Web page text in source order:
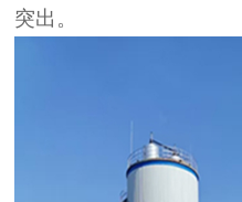
突出。